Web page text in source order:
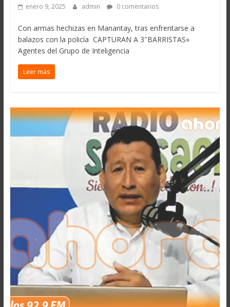
enero 9, 2025 admin 0 comentarios
Con armas hechizas en Manantay, tras enfrentarse a
balazos con la policía CAPTURAN A 3″BARRISTAS»
Agentes del Grupo de Inteligencia
Leer más